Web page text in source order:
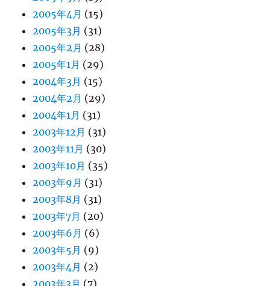
2005年4月 (15)
2005年3月 (31)
2005年2月 (28)
2005年1月 (29)
2004年3月 (15)
2004年2月 (29)
2004年1月 (31)
2003年12月 (31)
2003年11月 (30)
2003年10月 (35)
2003年9月 (31)
2003年8月 (31)
2003年7月 (20)
2003年6月 (6)
2003年5月 (9)
2003年4月 (2)
2003年3月 (7)